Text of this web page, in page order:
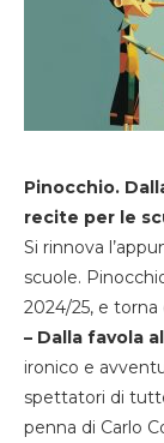
Pinocchio.
recite per le
Si rinnova
scuole.
2024/25, e torna
– Dalla favola
ironico e
spettatori di
penna di Carlo